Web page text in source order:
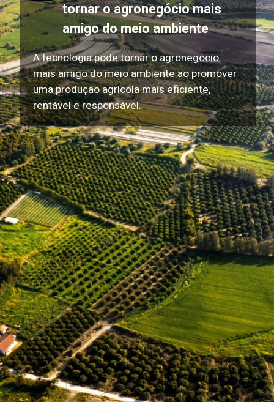
tornar o agronegócio mais
amigo do meio ambiente
A tecnologia pode tornar o agronegócio
mais amigo do meio ambiente ao promover
uma produção agrícola mais eficiente,
rentável e responsável.